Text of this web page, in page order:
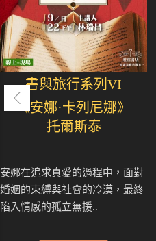
書與旅行系列VI
《安娜·卡列尼娜》
托爾斯泰
安娜在追求真愛的過程中，面對
婚姻的束縛與社會的冷漠，最終
陷入情感的孤立無援..